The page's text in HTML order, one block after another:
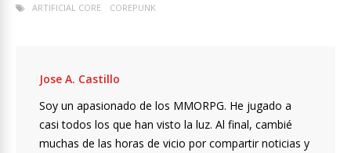
ARTIFICIAL CORE COREPUNK
Jose A. Castillo
Soy un apasionado de los MMORPG. He jugado a
casi todos los que han visto la luz. Al final, cambié
muchas de las horas de vicio por compartir noticias y